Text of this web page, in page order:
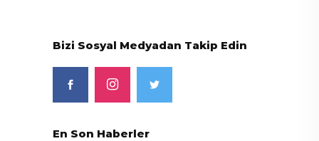
Bizi Sosyal Medyadan Takip Edin
En Son Haberler